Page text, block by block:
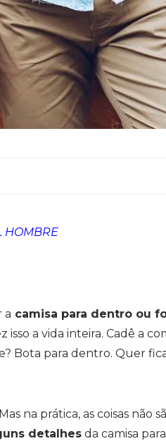
HOMBRE
a camisa para dentro ou
isso a vida inteira. Cadê a
Bota para dentro. Quer
na prática, as coisas não
detalhes da camisa